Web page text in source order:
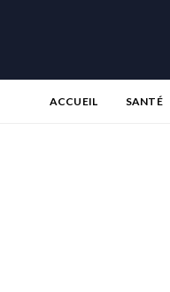
ACCUEIL SANTÉ